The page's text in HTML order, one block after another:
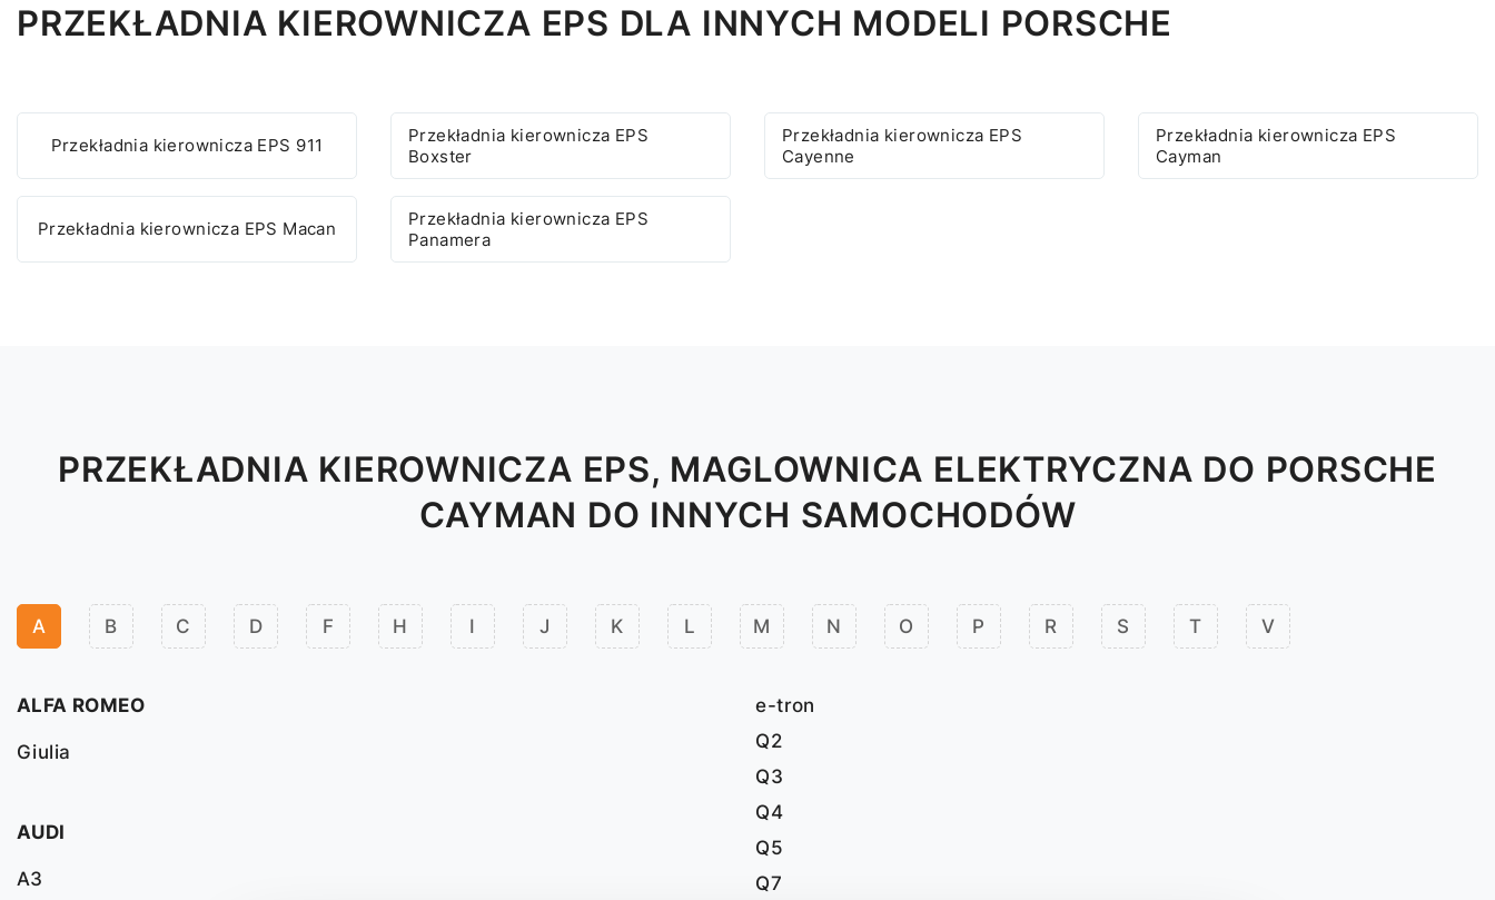
PRZEKŁADNIA KIEROWNICZA EPS DLA INNYCH MODELI PORSCHE
Przekładnia kierownicza EPS 911
Przekładnia kierownicza EPS
Boxster
Przekładnia kierownicza EPS
Cayenne
Przekładnia kierownicza EPS
Cayman
Przekładnia kierownicza EPS Macan
Przekładnia kierownicza EPS
Panamera
PRZEKŁADNIA KIEROWNICZA EPS, MAGLOWNICA ELEKTRYCZNA DO PORSCHE
CAYMAN DO INNYCH SAMOCHODÓW
A B C D F H I J K L M N O P R S T V
ALFA ROMEO
Giulia
AUDI
A3
e-tron
Q2
Q3
Q4
Q5
Q7